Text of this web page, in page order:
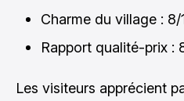
Charme du village : 8/
Rapport qualité-prix :
Les visiteurs apprécient